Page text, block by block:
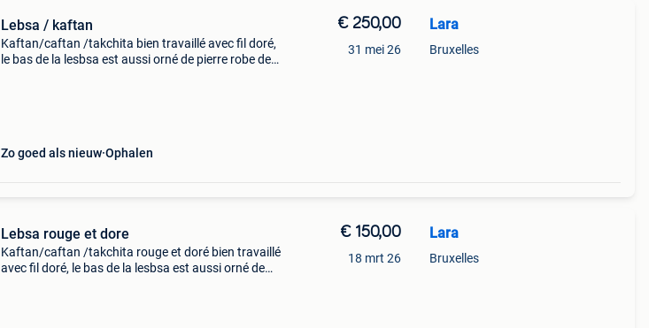
Lebsa / kaftan
Kaftan/caftan /takchita bien travaillé avec fil doré,
le bas de la lesbsa est aussi orné de pierre robe de
Zo goed als nieuw Ophalen
€ 250,00
31 mei 26
Lara
Bruxelles
Lebsa rouge et dore
Kaftan/caftan /takchita rouge et doré bien travaillé
avec fil doré, le bas de la lesbsa est aussi orné de
€ 150,00
18 mrt 26
Lara
Bruxelles